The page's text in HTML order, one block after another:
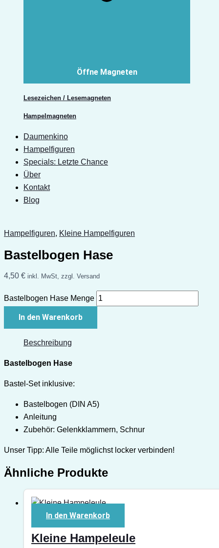
Öffne Magneten
Lesezeichen / Lesemagneten
Hampelmagneten
Daumenkino
Hampelfiguren
Specials: Letzte Chance
Über
Kontakt
Blog
Hampelfiguren, Kleine Hampelfiguren
Bastelbogen Hase
4,50 € inkl. MwSt, zzgl. Versand
Bastelbogen Hase Menge
In den Warenkorb
Beschreibung
Bastelbogen Hase
Bastel-Set inklusive:
Bastelbogen (DIN A5)
Anleitung
Zubehör: Gelenkklammern, Schnur
Unser Tipp: Alle Teile möglichst locker verbinden!
Ähnliche Produkte
In den Warenkorb
Kleine Hampeleule